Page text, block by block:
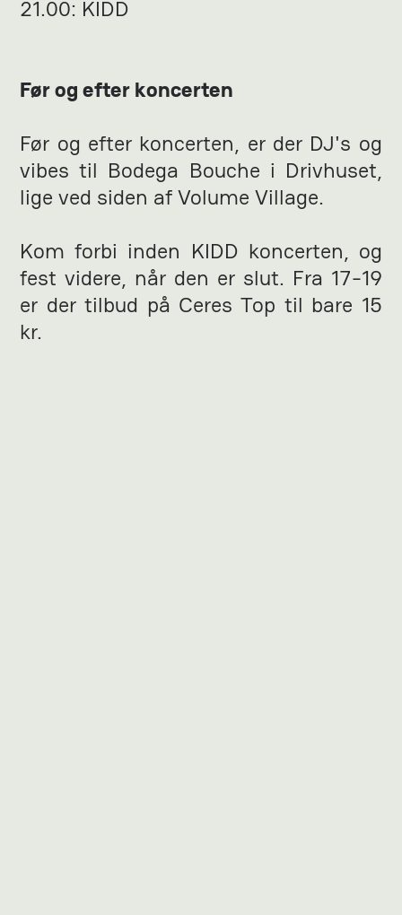
21.00: KIDD
Før og efter koncerten
Før og efter koncerten, er der DJ's og
vibes til Bodega Bouche i Drivhuset,
lige ved siden af Volume Village.
Kom forbi inden KIDD koncerten, og
fest videre, når den er slut. Fra 17-19
er der tilbud på Ceres Top til bare 15
kr.